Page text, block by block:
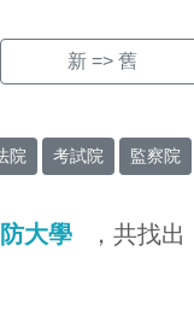
新 => 舊
院 考試院 監察院
大學 ，共找出